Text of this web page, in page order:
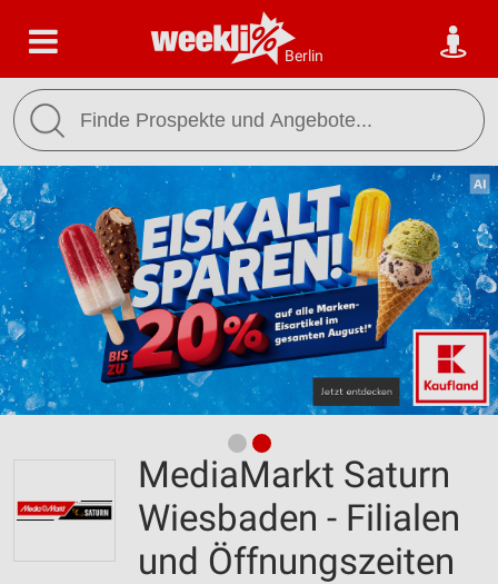
Berlin
MediaMarkt Saturn
Wiesbaden - Filialen
und Öffnungszeiten